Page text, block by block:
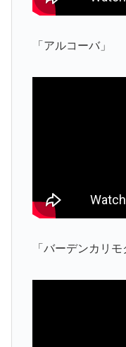
「アルコーバ」
「バーデンカリモ